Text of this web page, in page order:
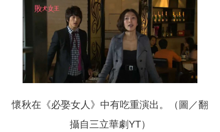
懷秋在《必娶女人》中有吃重演出。（圖／翻
攝自三立華劇YT）